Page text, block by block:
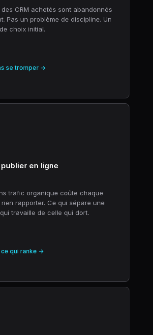
CRM achetés sont abandonnés
Pas un problème de discipline. Un
choix initial.
se tromper →
en ligne
trafic organique coûte chaque
rapporter. Ce qui sépare une
travaille de celle qui dort.
qui ranke →